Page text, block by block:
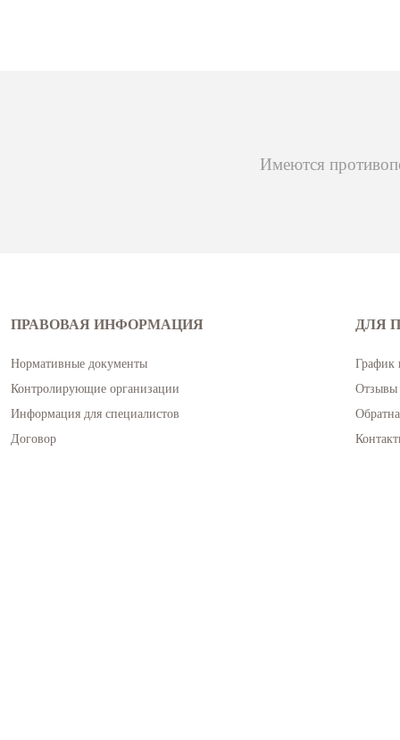
Имеются
ПРАВОВАЯ ИНФОРМАЦИЯ
Нормативные документы
Контролирующие организации
Информация для специалистов
Договор
ДЛЯ
График
Отзывы